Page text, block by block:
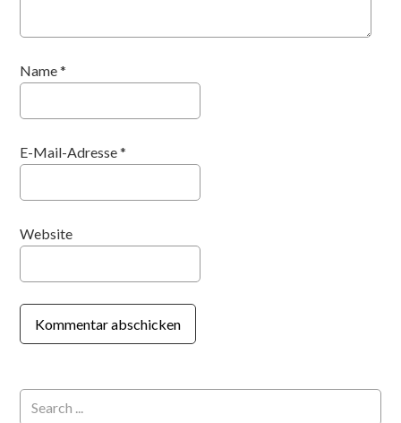
Name*
E-Mail-Adresse*
Website